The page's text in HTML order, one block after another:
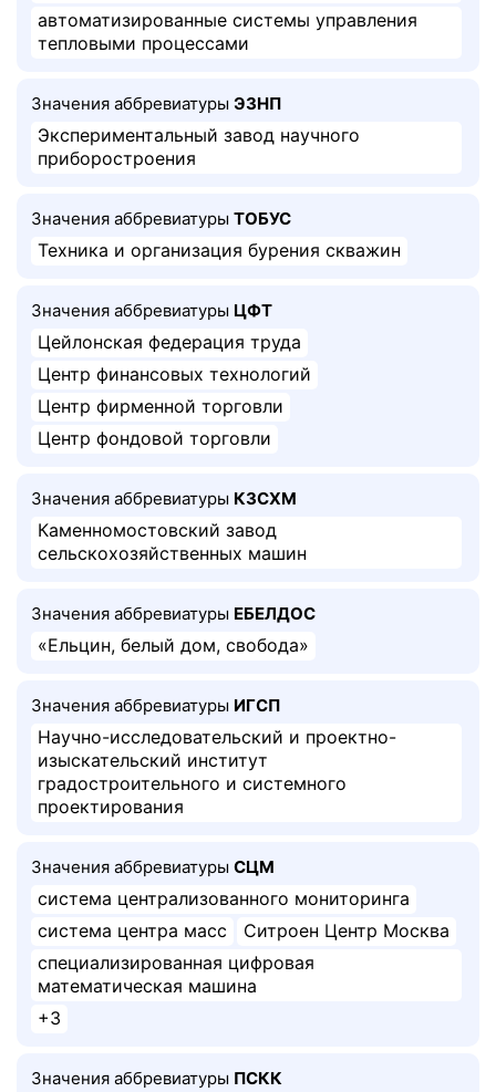
автоматизированные системы управления
тепловыми процессами
Значения аббревиатуры ЭЗНП
Экспериментальный завод научного
приборостроения
Значения аббревиатуры ТОБУС
Техника и организация бурения скважин
Значения аббревиатуры ЦФТ
Цейлонская федерация труда
Центр финансовых технологий
Центр фирменной торговли
Центр фондовой торговли
Значения аббревиатуры КЗСХМ
Каменномостовский завод
сельскохозяйственных машин
Значения аббревиатуры ЕБЕЛДОС
«Ельцин, белый дом, свобода»
Значения аббревиатуры ИГСП
Научно-исследовательский и проектно-
изыскательский институт
градостроительного и системного
проектирования
Значения аббревиатуры СЦМ
система централизованного мониторинга
система центра масс
Ситроен Центр Москва
специализированная цифровая
математическая машина
+3
Значения аббревиатуры ПСКК